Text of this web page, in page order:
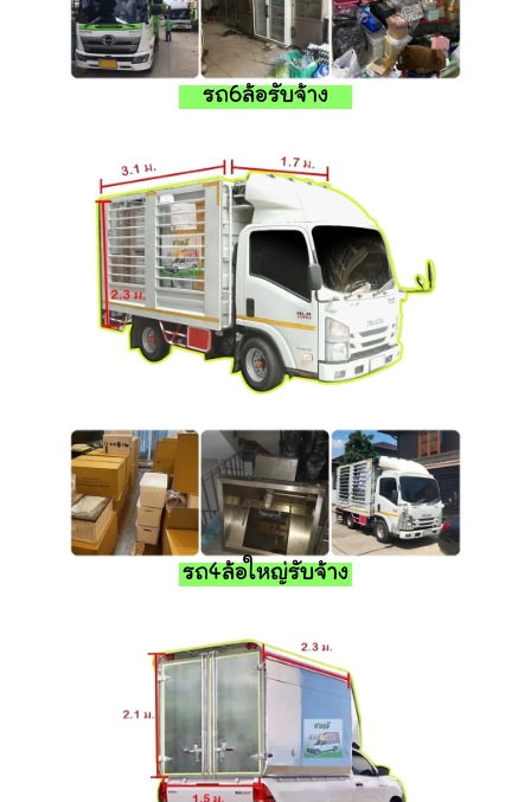
รถ6ล้อรับจ้าง
รถ4ล้อใหญ่รับจ้าง